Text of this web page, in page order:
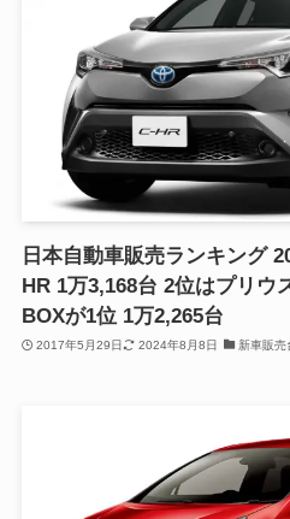
日本自動車販売ランキング
HR 1万3,168台 2位はプリウ
BOXが1位 1万2,265台
2017年5月29日 2024年8月8日 新車販売